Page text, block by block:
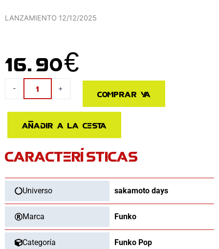
LANZAMIENTO 12/12/2025
16.90€
-
Nagumo
+ Comprar ya
Añadir a la cesta
CARACTERÍSTICAS
Universo sakamoto days
Marca Funko
Categoría Funko Pop